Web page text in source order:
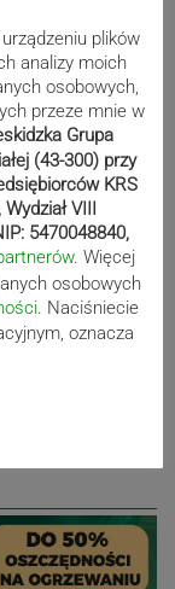
po kolejne
Będzie się
PROGRAM
kajak
trzy dni
plików
analizy moich
osobowych,
przeze mnie w
Grupa
(43-300) przy
KRS
VIII
5470048840,
. Więcej
osobowych
. Naciśniecie
oznacza